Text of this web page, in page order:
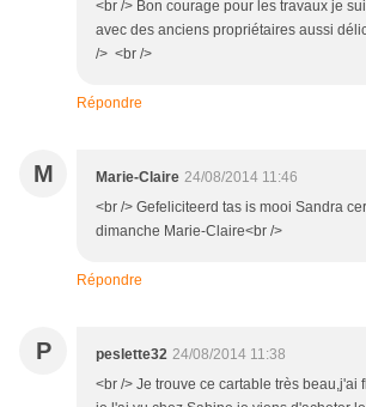
<br /> Bon courage pour les travaux je
avec des anciens propriétaires aussi
/> <br />
Répondre
M Marie-Claire 24/08/2014 11:46
<br /> Gefeliciteerd tas is mooi Sandra
dimanche Marie-Claire<br />
Répondre
P peslette32 24/08/2014 11:38
<br /> Je trouve ce cartable très beau,j'ai